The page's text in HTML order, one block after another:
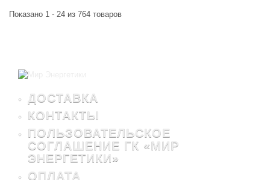
Показано 1 - 24 из 764 товаров
ДОСТАВКА
КОНТАКТЫ
ПОЛЬЗОВАТЕЛЬСКОЕ
СОГЛАШЕНИЕ ГК «МИР
ЭНЕРГЕТИКИ»
ОПЛАТА